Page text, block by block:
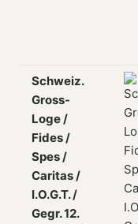
Schweiz.
Gross-
Loge /
Fides /
Spes /
Caritas /
I.O.G.T. /
Gegr. 12.